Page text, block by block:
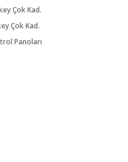
Çok Kad.
Çok Kad.
Panoları